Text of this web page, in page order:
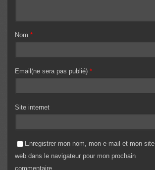
Nom *
Email(ne sera pas publié) *
Site internet
Enregistrer mon nom, mon e-mail et mon site
web dans le navigateur pour mon prochain
commentaire.